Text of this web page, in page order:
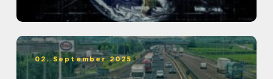
02. September 2025